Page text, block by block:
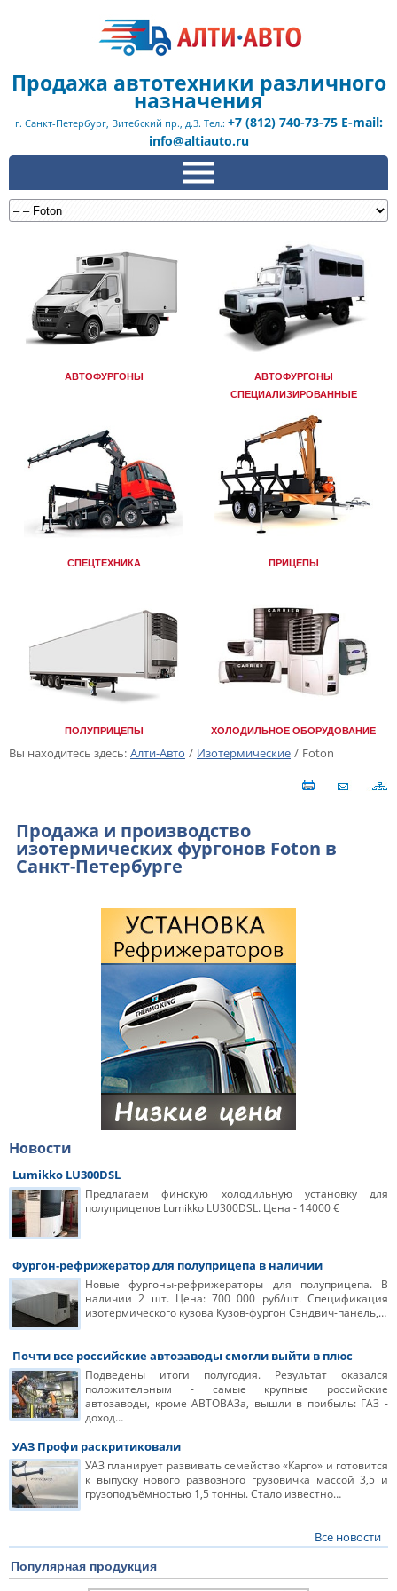
Продажа автотехники различного
назначения
г. Санкт-Петербург, Витебский пр., д.3. Тел.: +7 (812) 740-73-75 E-mail:
info@altiauto.ru
АВТОФУРГОНЫ
АВТОФУРГОНЫ
СПЕЦИАЛИЗИРОВАННЫЕ
СПЕЦТЕХНИКА ПРИЦЕПЫ
ПОЛУПРИЦЕПЫ ХОЛОДИЛЬНОЕ ОБОРУДОВАНИЕ
Вы находитесь здесь: Алти-Авто / Изотермические / Foton
Продажа и производство
изотермических фургонов Foton в
Санкт-Петербурге
Новости
Lumikko LU300DSL
Предлагаем финскую холодильную установку для
полуприцепов Lumikko LU300DSL. Цена - 14000 €
Фургон-рефрижератор для полуприцепа в наличии
Новые фургоны-рефрижераторы для полуприцепа. В
наличии 2 шт. Цена: 700 000 руб/шт. Спецификация
изотермического кузова Кузов-фургон Сэндвич-панель,…
Почти все российские автозаводы смогли выйти в плюс
Подведены итоги полугодия. Результат оказался
положительным - самые крупные российские
автозаводы, кроме АВТОВАЗа, вышли в прибыль: ГАЗ -
доход…
УАЗ Профи раскритиковали
УАЗ планирует развивать семейство «Карго» и готовится
к выпуску нового развозного грузовичка массой 3,5 и
грузоподъёмностью 1,5 тонны. Стало известно…
Все новости
Популярная продукция